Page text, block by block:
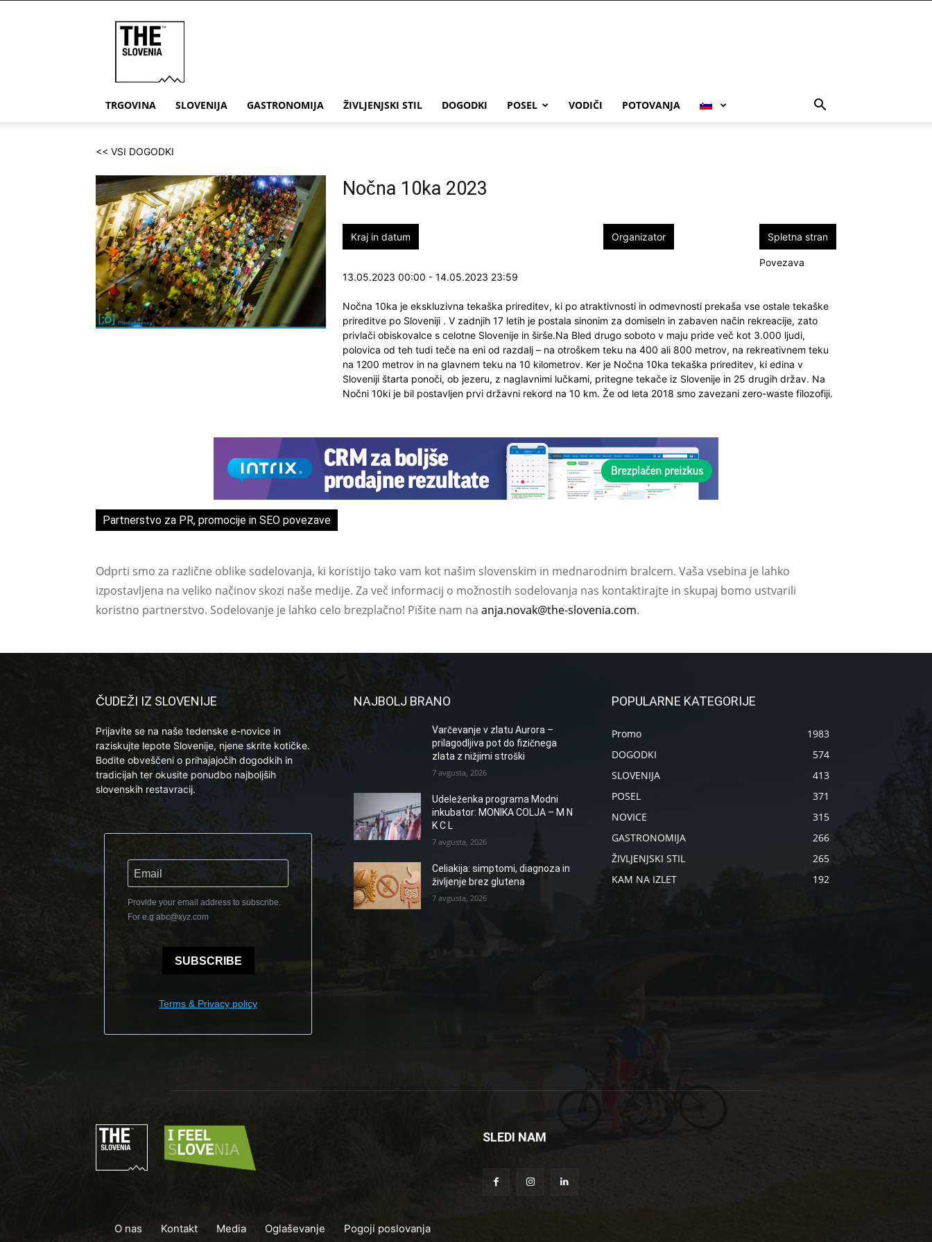
TRGOVINA SLOVENIJA GASTRONOMIJA ŽIVLJENJSKI STIL DOGODKI POSEL VODIČI POTOVANJA
<< VSI DOGODKI
Nočna 10ka 2023
Kraj in datum
13.05.2023 00:00 - 14.05.2023 23:59
Organizator Spletna stran
Povezava
Nočna 10ka je ekskluzivna tekaška prireditev, ki po atraktivnosti in odmevnosti prekaša vse ostale tekaške
prireditve po Sloveniji . V zadnjih 17 letih je postala sinonim za domiseln in zabaven način rekreacije, zato
privlači obiskovalce s celotne Slovenije in širše.Na Bled drugo soboto v maju pride več kot 3.000 ljudi,
polovica od teh tudi teče na eni od razdalj – na otroškem teku na 400 ali 800 metrov, na rekreativnem teku
na 1200 metrov in na glavnem teku na 10 kilometrov. Ker je Nočna 10ka tekaška prireditev, ki edina v
Sloveniji štarta ponoči, ob jezeru, z naglavnimi lučkami, pritegne tekače iz Slovenije in 25 drugih držav. Na
Nočni 10ki je bil postavljen prvi državni rekord na 10 km. Že od leta 2018 smo zavezani zero-waste filozofiji.
Partnerstvo za PR, promocije in SEO povezave
Odprti smo za različne oblike sodelovanja, ki koristijo tako vam kot našim slovenskim in mednarodnim bralcem. Vaša vsebina je lahko
izpostavljena na veliko načinov skozi naše medije. Za več informacij o možnostih sodelovanja nas kontaktirajte in skupaj bomo ustvarili
koristno partnerstvo. Sodelovanje je lahko celo brezplačno! Pišite nam na anja.novak@the-slovenia.com.
ČUDEŽI IZ SLOVENIJE
Prijavite se na naše tedenske e-novice in
raziskujte lepote Slovenije, njene skrite kotičke.
Bodite obveščeni o prihajajočih dogodkih in
tradicijah ter okusite ponudbo najboljših
slovenskih restavracij.
Provide your email address to subscribe.
For e.g abc@xyz.com
SUBSCRIBE
Terms & Privacy policy
NAJBOLJ BRANO
Varčevanje v zlatu Aurora –
prilagodljiva pot do fizičnega
zlata z nižjimi stroški
7 avgusta, 2026
Udeleženka programa Modni
inkubator: MONIKA COLJA – M N
K C L
7 avgusta, 2026
Celiakija: simptomi, diagnoza in
življenje brez glutena
7 avgusta, 2026
POPULARNE KATEGORIJE
Promo
1983
DOGODKI
574
SLOVENIJA
413
POSEL
371
NOVICE
315
GASTRONOMIJA
266
ŽIVLJENJSKI STIL
265
KAM NA IZLET
192
SLEDI NAM
O nas Kontakt Media Oglaševanje Pogoji poslovanja